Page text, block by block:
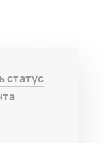
статус